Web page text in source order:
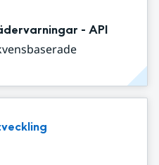
- API